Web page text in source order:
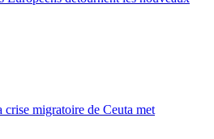
crise migratoire de Ceuta met